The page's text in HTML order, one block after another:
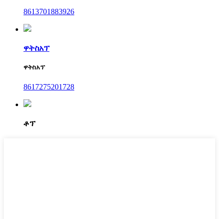
8613701883926
ዋትስአፕ
ዋትስአፕ
8617275201728
ቶፕ